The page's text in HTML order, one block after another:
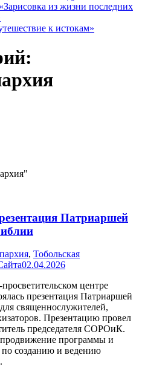
из жизни последних
к истокам»
Патриаршей
, Тобольская
02.04.2026
центре
презентация Патриаршей
священнослужителей,
Презентацию провел
председателя СОРОиК.
продвижение программы и
созданию и ведению